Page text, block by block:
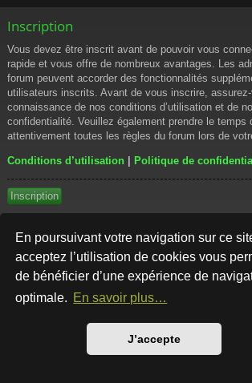
En poursuivant votre navigation sur ce
acceptez l’utilisation de cookies vous
de bénéficier d’une expérience de
optimale. En savoir plus…
J’accepte
Inscription
Vous devez être inscrit avant de pouvoir vous
rapide et vous offre de nombreux avantages. Les
forum peuvent accorder des fonctionnalités
utilisateurs inscrits. Avant de vous inscrire, assurez-
connaissance de nos conditions d’utilisation et de
confidentialité. Veuillez également prendre le temps
attentivement toutes les règles du forum lors de
Conditions d’utilisation | Politique de
Inscription
Accueil du forum
Développé parphpBB® Forum Software ©
Style par
Traduction française officielle